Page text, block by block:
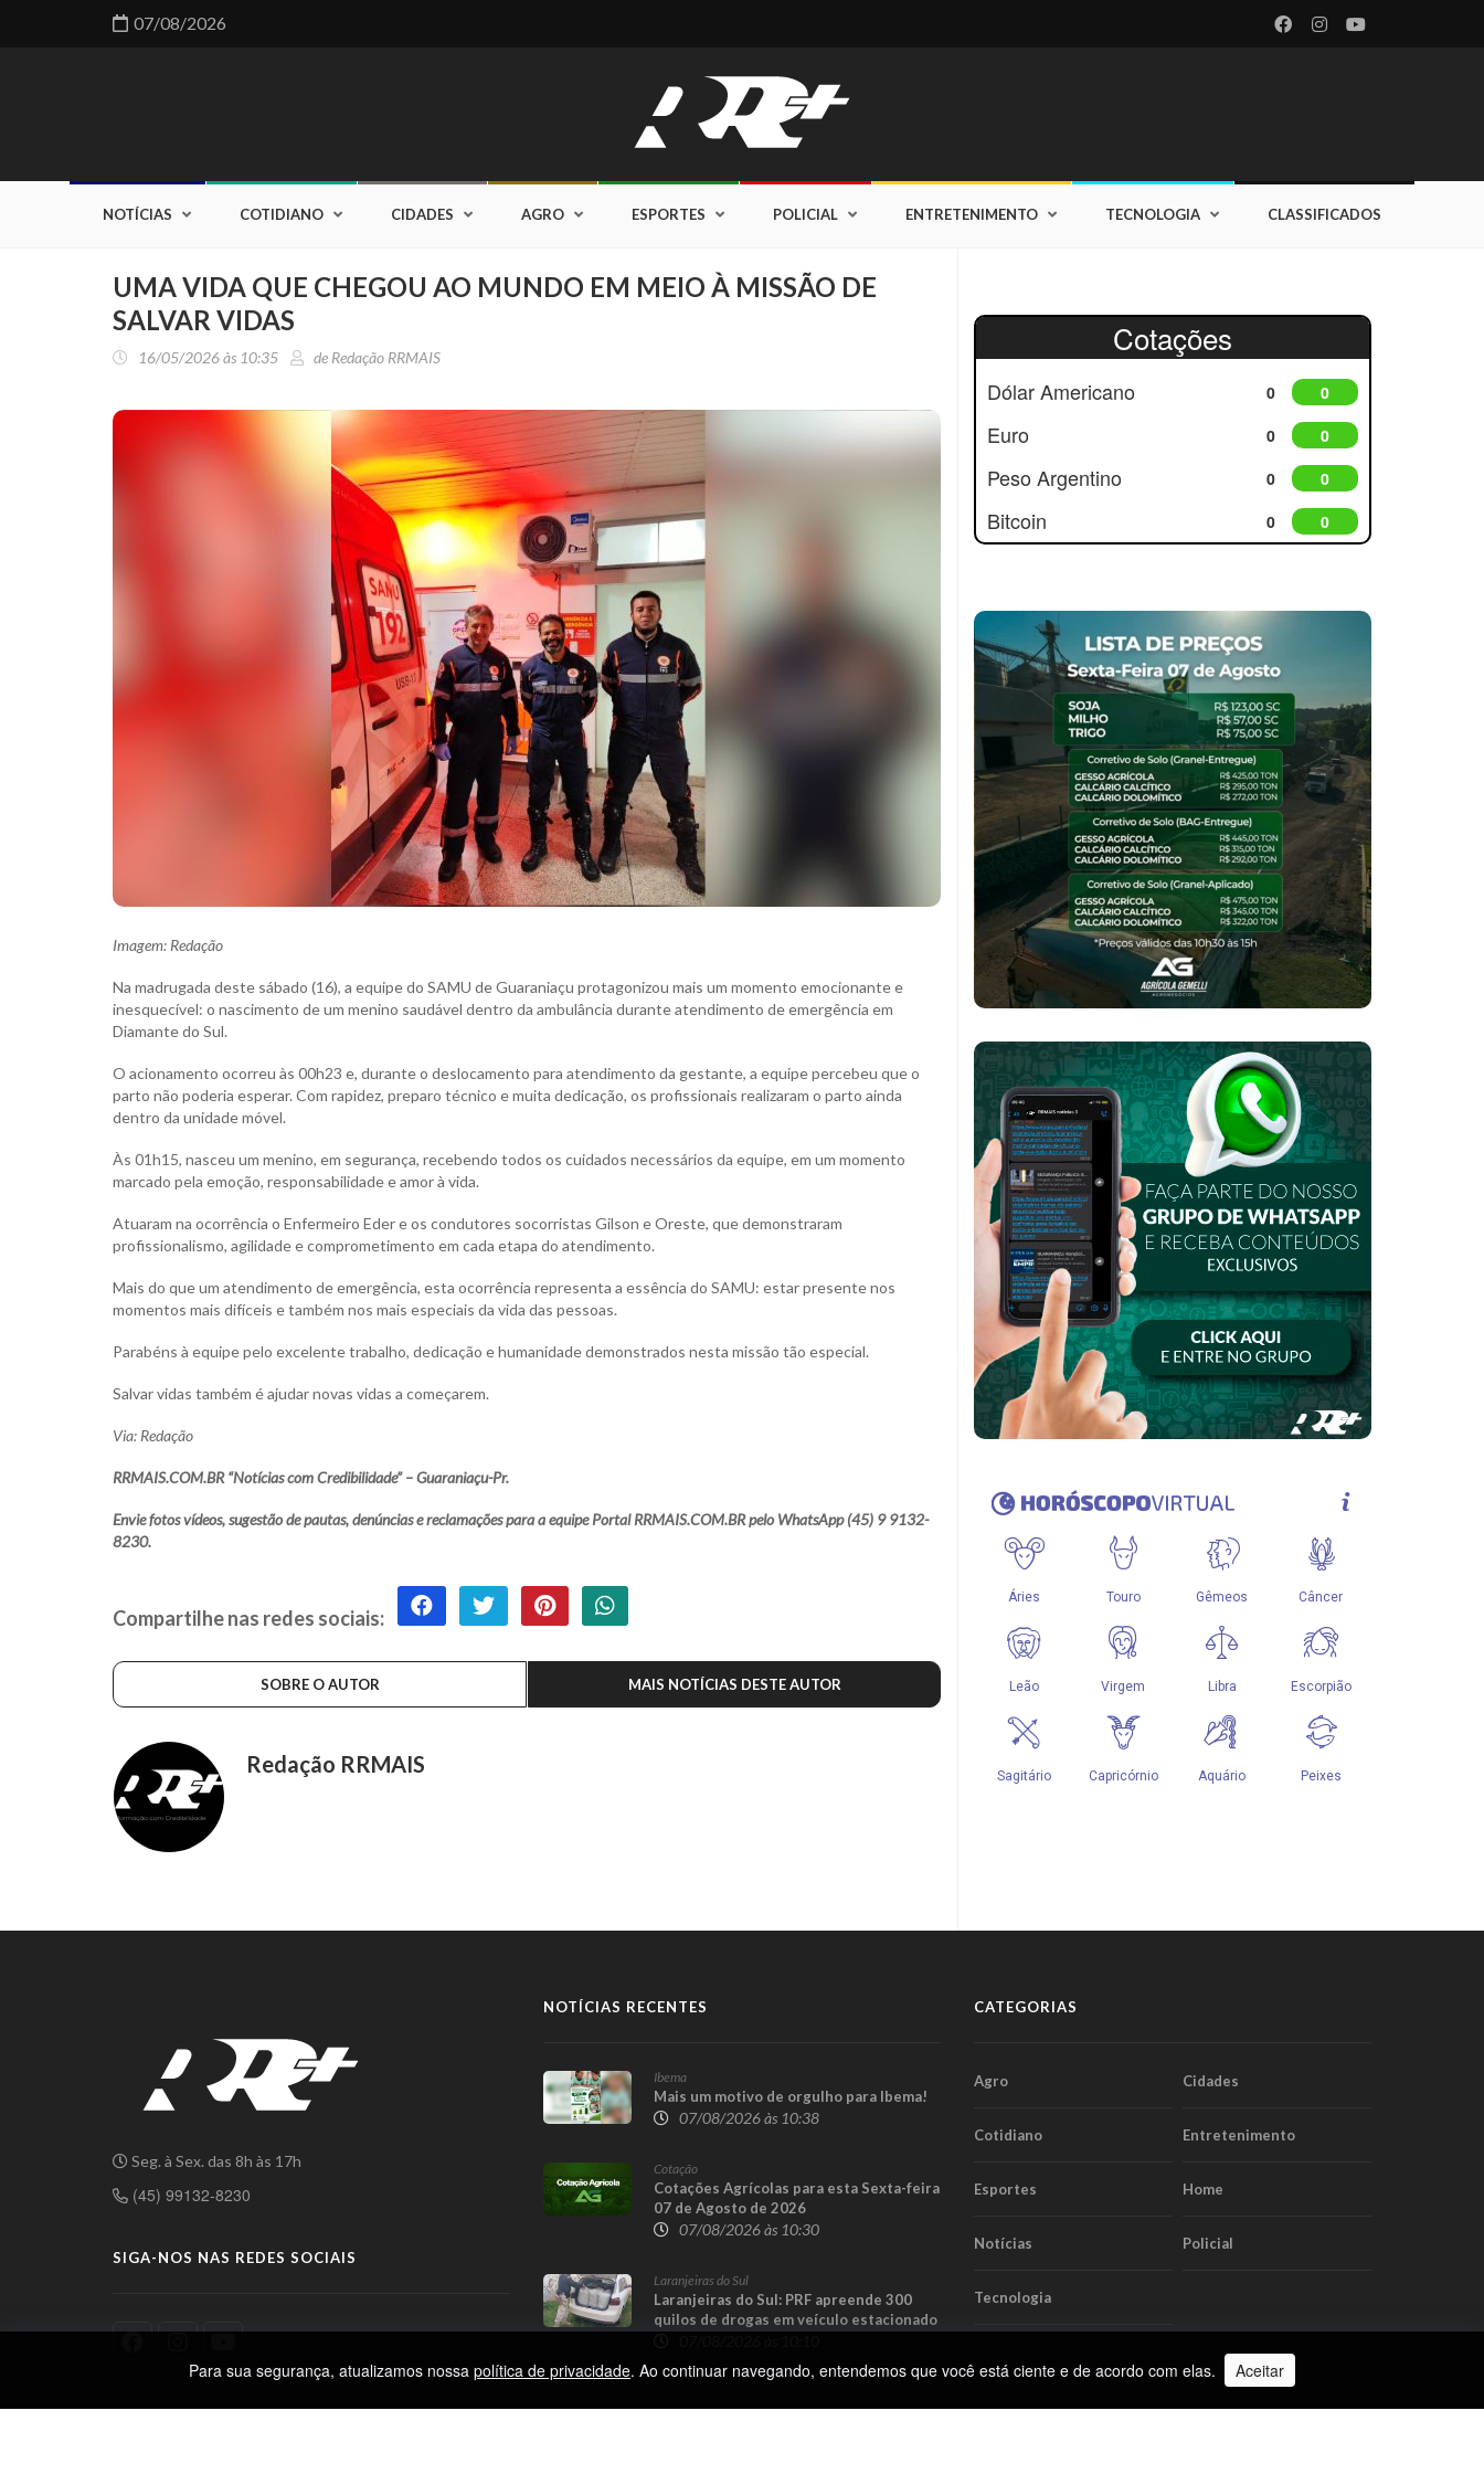
07/08/2026
NOTÍCIAS COTIDIANO CIDADES AGRO ESPORTES POLICIAL ENTRETENIMENTO TECNOLOGIA CLASSIFICADOS
UMA VIDA QUE CHEGOU AO MUNDO EM MEIO À MISSÃO DE
SALVAR VIDAS
16/05/2026 às 10:35 de Redação RRMAIS
Imagem: Redação
Na madrugada deste sábado (16), a equipe do SAMU de Guaraniaçu protagonizou mais um momento emocionante e
inesquecível: o nascimento de um menino saudável dentro da ambulância durante atendimento de emergência em
Diamante do Sul.
O acionamento ocorreu às 00h23 e, durante o deslocamento para atendimento da gestante, a equipe percebeu que o
parto não poderia esperar. Com rapidez, preparo técnico e muita dedicação, os profissionais realizaram o parto ainda
dentro da unidade móvel.
Às 01h15, nasceu um menino, em segurança, recebendo todos os cuidados necessários da equipe, em um momento
marcado pela emoção, responsabilidade e amor à vida.
Atuaram na ocorrência o Enfermeiro Eder e os condutores socorristas Gilson e Oreste, que demonstraram
profissionalismo, agilidade e comprometimento em cada etapa do atendimento.
Mais do que um atendimento de emergência, esta ocorrência representa a essência do SAMU: estar presente nos
momentos mais difíceis e também nos mais especiais da vida das pessoas.
Parabéns à equipe pelo excelente trabalho, dedicação e humanidade demonstrados nesta missão tão especial.
Salvar vidas também é ajudar novas vidas a começarem.
Via: Redação
RRMAIS.COM.BR “Notícias com Credibilidade” – Guaraniaçu-Pr.
Envie fotos vídeos, sugestão de pautas, denúncias e reclamações para a equipe Portal RRMAIS.COM.BR pelo WhatsApp (45) 9 9132-
8230.
Compartilhe nas redes sociais:
SOBRE O AUTOR MAIS NOTÍCIAS DESTE AUTOR
Redação RRMAIS
Cotações
Dólar Americano 0 0
Euro 0 0
Peso Argentino 0 0
Bitcoin 0 0
Seg. à Sex. das 8h às 17h
(45) 99132-8230
SIGA-NOS NAS REDES SOCIAIS
NOTÍCIAS RECENTES
Ibema
Mais um motivo de orgulho para Ibema!
07/08/2026 às 10:38
Cotação
Cotações Agrícolas para esta Sexta-feira
07 de Agosto de 2026
07/08/2026 às 10:30
Laranjeiras do Sul
Laranjeiras do Sul: PRF apreende 300
quilos de drogas em veículo estacionado
CATEGORIAS
Agro Cidades
Cotidiano Entretenimento
Esportes Home
Notícias Policial
Tecnologia
Para sua segurança, atualizamos nossa política de privacidade. Ao continuar navegando, entendemos que você está ciente e de acordo com elas. Aceitar